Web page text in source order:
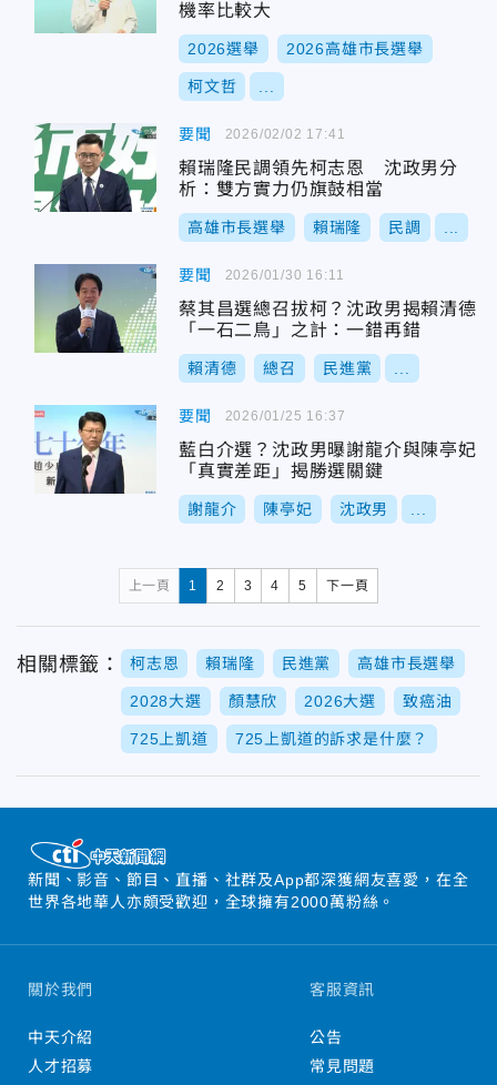
機率比較大
2026選舉 2026高雄市長選舉
柯文哲
要聞
賴瑞隆民調領先柯志恩 沈政男分
析：雙方實力仍旗鼓相當
高雄市長選舉 賴瑞隆 民調
2026/02/02 17:41
要聞
蔡其昌選總召拔柯？沈政男揭賴清德
「一石二鳥」之計：一錯再錯
賴清德 總召 民進黨
2026/01/30 16:11
要聞
藍白介選？沈政男曝謝龍介與陳亭妃
「真實差距」揭勝選關鍵
謝龍介 陳亭妃 沈政男
2026/01/25 16:37
上一頁 1 2 3 4 5 下一頁
相關標籤： 柯志恩 賴瑞隆 民進黨 高雄市長選舉
2028大選 顏慧欣 2026大選 致癌油
725上凱道 725上凱道的訴求是什麼？
新聞、影音、節目、直播、社群及App都深獲網友喜愛，在全
世界各地華人亦頗受歡迎，全球擁有2000萬粉絲。
關於我們
中天介紹
人才招募
客服資訊
公告
常見問題